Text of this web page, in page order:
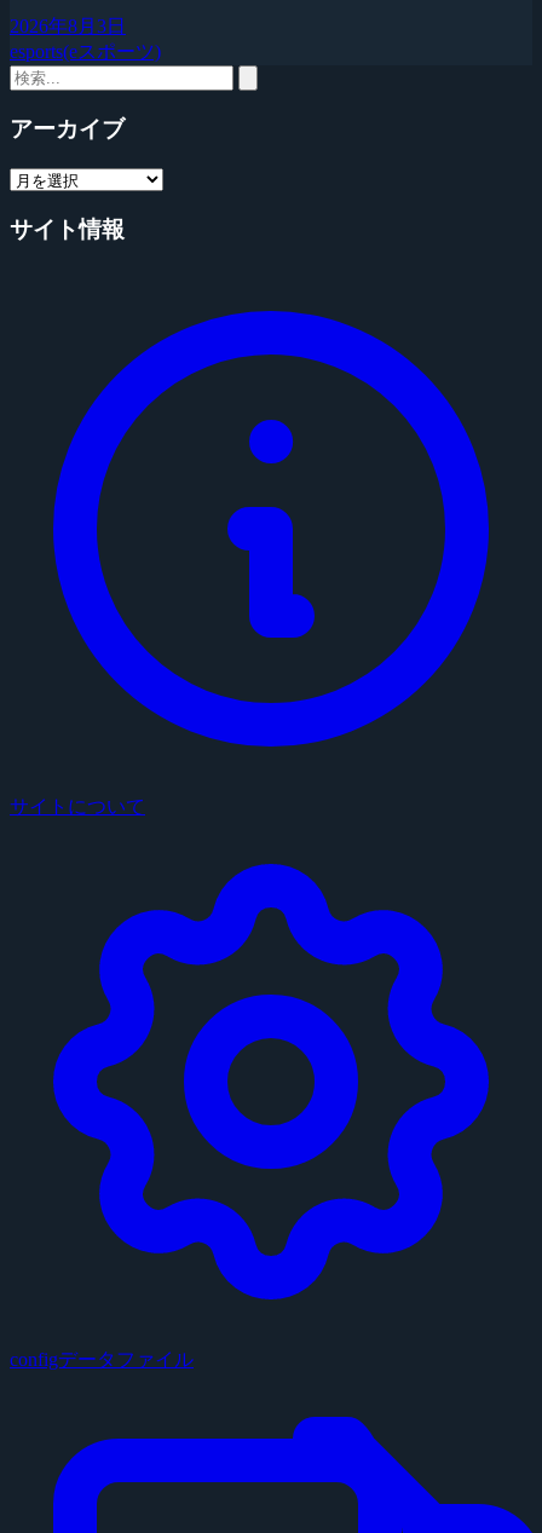
2026年8月3日
esports(eスポーツ)
アーカイブ
サイト情報
サイトについて
configデータファイル